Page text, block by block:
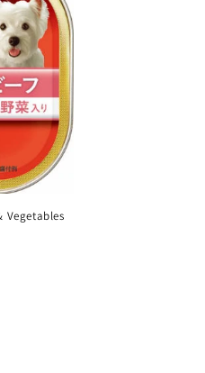
Vegetables